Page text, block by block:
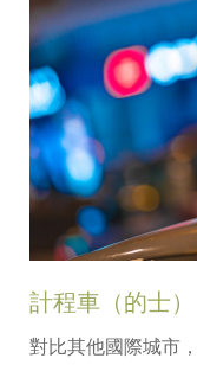
計程車（的士）
對比其他國際城市